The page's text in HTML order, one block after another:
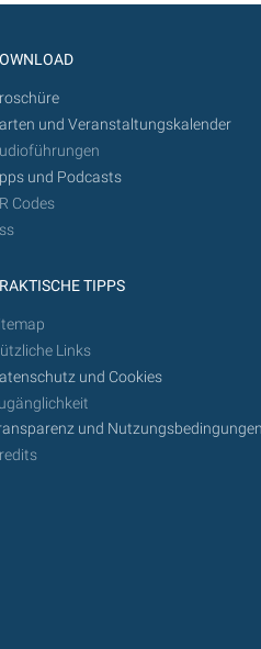
und Veranstaltungskalender
und Podcasts
Codes
TIPPS
Links
und Cookies
und Nutzungsbedingungen